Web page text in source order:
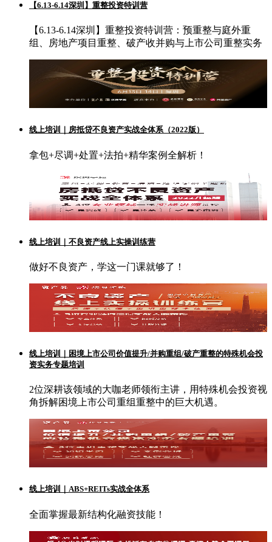
【6.13-6.14深圳】重整投资特训营
【6.13-6.14深圳】重整投资特训营：预重整与庭外重
组、房地产项目重整、破产收并购与上市公司重整实务
线上培训｜房抵贷不良资产实战全体系（2022版）
拿包+尽调+处置+法拍+精华案例全解析！
线上培训｜不良资产线上实操训练营
做好不良资产，学这一门课就够了！
线上培训｜困境上市公司价值提升/并购重组/破产重整的特殊机会投
资实务专题培训
2位深耕该领域的大咖老师领衔主讲，用特殊机会投资视
角拆解困境上市公司重组重整中的巨大机遇。
线上培训｜ABS+REITs实战全体系
全面掌握最新结构化融资技能！